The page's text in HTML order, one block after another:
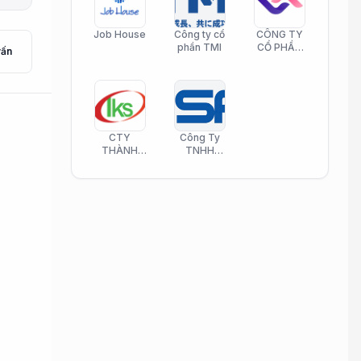
Job House
Công ty cổ
phần TMI
CÔNG TY
CỔ PHẦN
CTY
THÀNH
PHAMATECH
Công Ty
TNHH
Phần Mềm